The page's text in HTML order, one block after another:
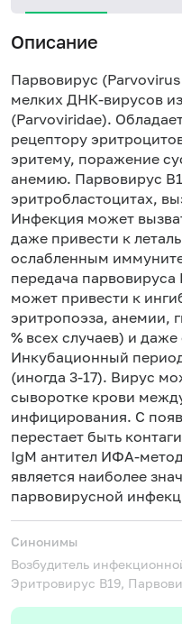
Описание
Парвовирус
мелких ДНК-вирусов
(Parvoviridae).
рецептору
эритему, поражение
анемию. Парвовирус
эритробластоцитах,
Инфекция может
даже привести к
ослабленным
передача
может привести к
эритропоэза, анемии,
% всех случаев) и
Инкубационный
(иногда 3-17). Вирус
сыворотке крови
инфицирования. С
перестает быть
IgM антител ИФА-
является наиболее
парвовирусной
Синонимы
Возбудитель
Эритровирус В19,